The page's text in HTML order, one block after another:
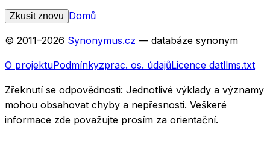
Zkusit znovu Domů
© 2011–2026 Synonymus.cz — databáze synonym
O projektuPodmínkyzprac. os. údajůLicence datllms.txt
Zřeknutí se odpovědnosti: Jednotlivé výklady a významy
mohou obsahovat chyby a nepřesnosti. Veškeré
informace zde považujte prosím za orientační.